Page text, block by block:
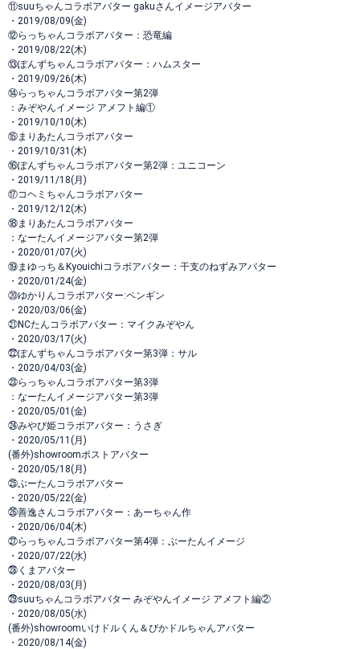
⑪suuちゃんコラボアバター gakuさんイメージアバター
・2019/08/09(金)
⑫らっちゃんコラボアバター：恐竜編
・2019/08/22(木)
⑬ぽんずちゃんコラボアバター：ハムスター
・2019/09/26(木)
⑭らっちゃんコラボアバター第2弾
：みぞやんイメージ アメフト編①
・2019/10/10(木)
⑮まりあたんコラボアバター
・2019/10/31(木)
⑯ぽんずちゃんコラボアバター第2弾：ユニコーン
・2019/11/18(月)
⑰コヘミちゃんコラボアバター
・2019/12/12(木)
⑱まりあたんコラボアバター
：なーたんイメージアバター第2弾
・2020/01/07(火)
⑲まゆっち＆Kyouichiコラボアバター：干支のねずみアバター
・2020/01/24(金)
⑳ゆかりんコラボアバター:ペンギン
・2020/03/06(金)
㉑NCたんコラボアバター：マイクみぞやん
・2020/03/17(火)
㉒ぽんずちゃんコラボアバター第3弾：サル
・2020/04/03(金)
㉓らっちゃんコラボアバター第3弾
：なーたんイメージアバター第3弾
・2020/05/01(金)
㉔みやび姫コラボアバター：うさぎ
・2020/05/11(月)
(番外)showroomポストアバター
・2020/05/18(月)
㉕ぶーたんコラボアバター
・2020/05/22(金)
㉖善逸さんコラボアバター：あーちゃん作
・2020/06/04(木)
㉗らっちゃんコラボアバター第4弾：ぶーたんイメージ
・2020/07/22(水)
㉘くまアバター
・2020/08/03(月)
㉙suuちゃんコラボアバター みぞやんイメージ アメフト編②
・2020/08/05(水)
(番外)showroomいけドルくん＆ぴかドルちゃんアバター
・2020/08/14(金)